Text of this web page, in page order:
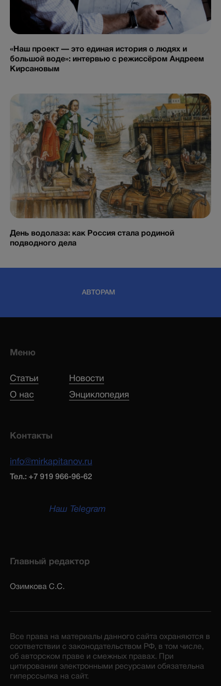
«Наш проект — это единая история о людях и
большой воде»: интервью с режиссёром Андреем
Кирсановым
День водолаза: как Россия стала родиной
подводного дела
АВТОРАМ
Меню
Статьи
Новости
О нас
Энциклопедия
Контакты
info@mirkapitanov.ru
Тел.: +7 919 966-96-62
Наш Telegram
Главный редактор
Озимкова С.С.
Все права на материалы данного сайта охраняются в
соответствии с законодательством РФ, в том числе,
об авторском праве и смежных правах. При
цитировании электронными ресурсами обязательна
гиперссылка на сайт.